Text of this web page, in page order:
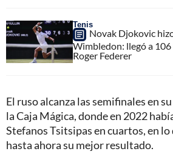
Tenis
Novak Djokovic
Wimbledon: llegó a
Roger Federer
El ruso alcanza las semifinales en
la Caja Mágica, donde en 2022
Stefanos Tsitsipas en cuartos, en
hasta ahora su mejor resultado.